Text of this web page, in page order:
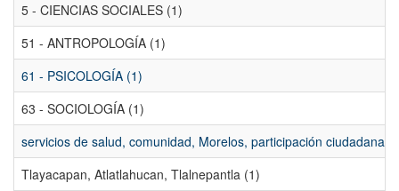
5 - CIENCIAS SOCIALES (1)
51 - ANTROPOLOGÍA (1)
61 - PSICOLOGÍA (1)
63 - SOCIOLOGÍA (1)
servicios de salud, comunidad, Morelos, participación
Tlayacapan, Atlatlahucan, Tlalnepantla (1)